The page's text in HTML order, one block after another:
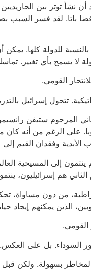
نشأ توتر بين
باتا. لقد فسر السبب
للدولة كلها. يمكن
لا يسمح بأي تغيير.
القومي.
تتحول إسرائيل
المرحوم ستيفن
على الرغم من أنه كان
الأبدية وفقدان القيم
ينتمون إلى المسيحية
هم إسرائيليون،
من دون مساواة، تحكم
الذين يمكنهم إيجاد
القومي.
السوداء. بل على العكس.
بسهولة. ولكن